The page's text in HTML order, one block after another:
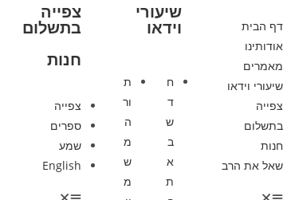
דף הבית
אודותינו
מאמרים
שיעורי וידאו
צפייה
בתשלום
חנות
שאל את הרב
שיעורי
וידאו
ח
ד
ש
ב
א
ת
ת
ור
ה
מ
ש
מ
צפייה
בתשלום
חנות
צפייה
ספרים
שמע
English